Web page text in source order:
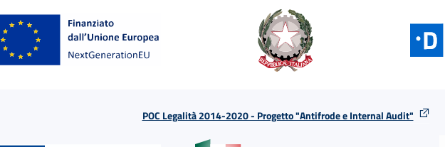
POC Legalità 2014-2020 - Progetto "Antifrode e Internal Audit"